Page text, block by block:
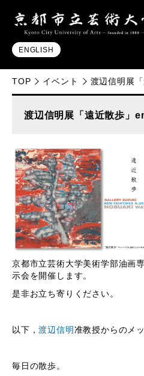
ENGLISH
TOP イベント 渡辺信明展
渡辺信明展「遠近散歩」
京都市立芸術大学美術学部油画
示会を開催します。
是非お立ち寄りください。
以下，渡辺信明 准教授からのメ
毎日の散歩。